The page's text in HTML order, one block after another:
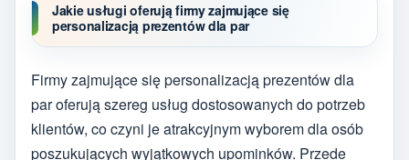
Jakie usługi oferują firmy zajmujące się
personalizacją prezentów dla par
Firmy zajmujące się personalizacją prezentów dla
par oferują szereg usług dostosowanych do potrzeb
klientów, co czyni je atrakcyjnym wyborem dla osób
poszukujących wyjątkowych upominków. Przede